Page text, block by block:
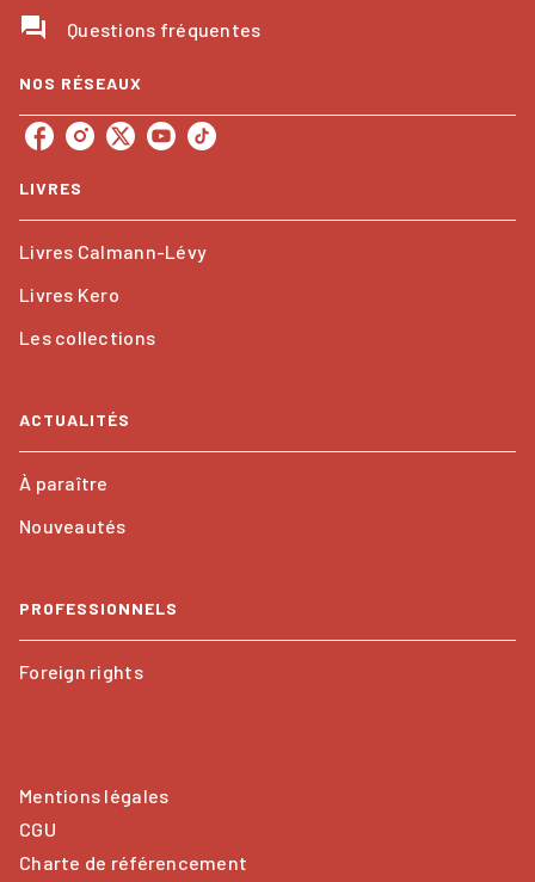
question_answer Questions fréquentes
NOS RÉSEAUX
LIVRES
Livres Calmann-Lévy
Livres Kero
Les collections
ACTUALITÉS
À paraître
Nouveautés
PROFESSIONNELS
Foreign rights
Mentions légales
CGU
Charte de référencement